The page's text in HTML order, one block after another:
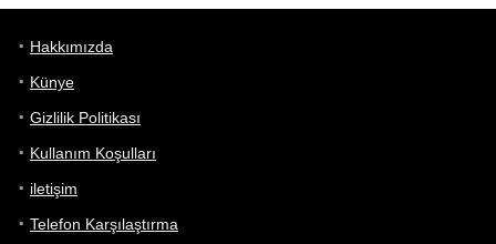
Hakkımızda
Künye
Gizlilik Politikası
Kullanım Koşulları
iletişim
Telefon Karşılaştırma